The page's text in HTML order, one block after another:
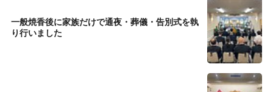
一般焼香後に家族だけで通夜・葬儀・告別式を執
り行いました